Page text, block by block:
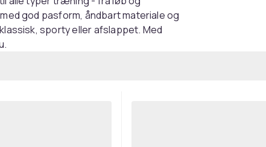
god pasform, åndbart materiale og
sporty eller afslappet. Med